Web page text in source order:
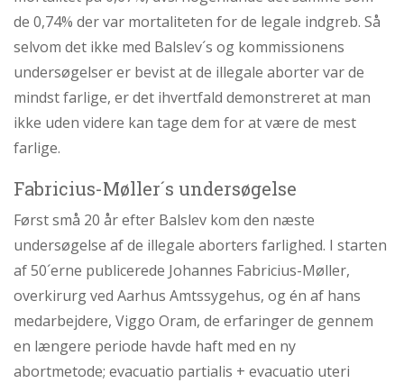
de 0,74% der var mortaliteten for de legale indgreb. Så
selvom det ikke med Balslev´s og kommissionens
undersøgelser er bevist at de illegale aborter var de
mindst farlige, er det ihvertfald demonstreret at man
ikke uden videre kan tage dem for at være de mest
farlige.
Fabricius-Møller´s undersøgelse
Først små 20 år efter Balslev kom den næste
undersøgelse af de illegale aborters farlighed. I starten
af 50´erne publicerede Johannes Fabricius-Møller,
overkirurg ved Aarhus Amtssygehus, og én af hans
medarbejdere, Viggo Oram, de erfaringer de gennem
en længere periode havde haft med en ny
abortmetode; evacuatio partialis + evacuatio uteri